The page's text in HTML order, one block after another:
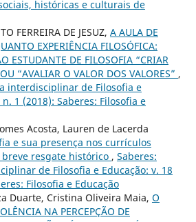
históricas e culturais de
FERREIRA DE JESUZ, A AULA DE
EXPERIÊNCIA FILOSÓFICA:
ESTUDANTE DE FILOSOFIA “CRIAR
“AVALIAR O VALOR DOS VALORES” ,
interdisciplinar de Filosofia e
n. 1 (2018): Saberes: Filosofia e
Acosta, Lauren de Lacerda
e sua presença nos currículos
resgate histórico , Saberes:
de Filosofia e Educação: v. 18
Filosofia e Educação
Duarte, Cristina Oliveira Maia, O
NA PERCEPÇÃO DE